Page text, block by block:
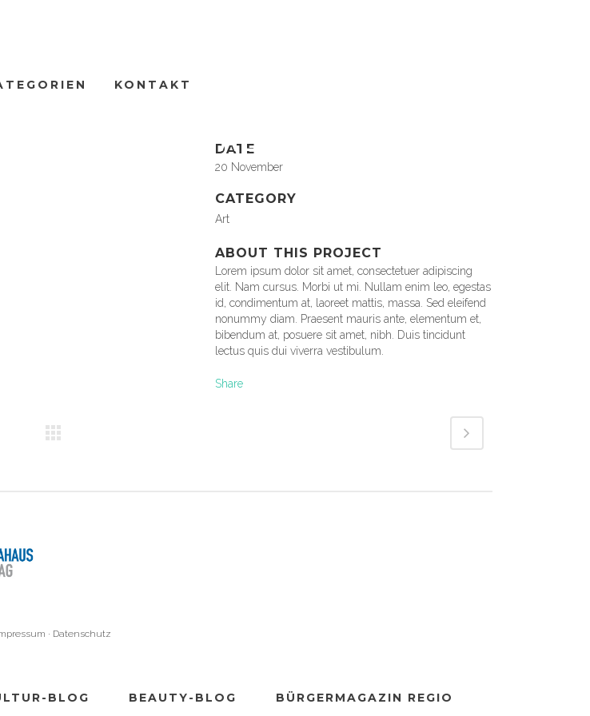
KONTAKT
JAZZ FESTIVAL
DATE
20 November
CATEGORY
Art
ABOUT THIS PROJECT
Lorem ipsum dolor sit amet, consectetuer adipiscing
elit. Nam cursus. Morbi ut mi. Nullam enim leo, egestas
id, condimentum at, laoreet mattis, massa. Sed eleifend
nonummy diam. Praesent mauris ante, elementum et,
bibendum at, posuere sit amet, nibh. Duis tincidunt
lectus quis dui viverra vestibulum.
Share
· Datenschutz
BLOG BEAUTY-BLOG BÜRGERMAGAZIN REGIO